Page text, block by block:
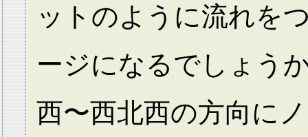
ットのように流れを
ージになるでしょう
西〜西北西の方向に